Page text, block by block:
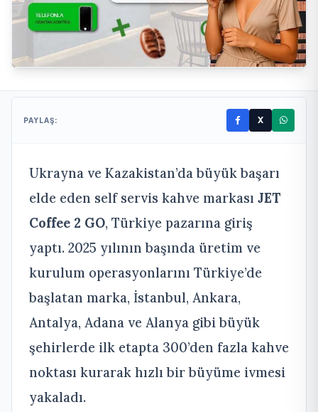
PAYLAŞ: X
Ukrayna ve Kazakistan’da büyük başarı
elde eden self servis kahve markası JET
Coffee 2 GO, Türkiye pazarına giriş
yaptı. 2025 yılının başında üretim ve
kurulum operasyonlarını Türkiye’de
başlatan marka, İstanbul, Ankara,
Antalya, Adana ve Alanya gibi büyük
şehirlerde ilk etapta 300’den fazla kahve
noktası kurarak hızlı bir büyüme ivmesi
yakaladı.